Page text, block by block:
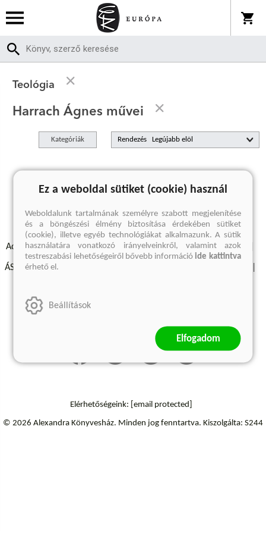
Teológia
Harrach Ágnes művei
Kategóriák Rendezés
A keresett kifejezésre nincs találat
Adatvédelmi szabályzatok Elállási felmondási nyilatkozat
ÁSZF - Vásárlási feltételek
Szállítási információk
Elérhetőségeink: [email protected]
© 2026 Alexandra Könyvesház. Minden jog fenntartva. Kiszolgálta: S244
Ez a weboldal sütiket (cookie) használ
Weboldalunk tartalmának személyre szabott megjelenítése
és a böngészési élmény biztosítása érdekében sütiket
(cookie), illetve egyéb technológiákat alkalmazunk. A sütik
használatára vonatkozó irányelveinkről, valamint azok
testreszabási lehetőségeiről bővebb információide kattintva
érhető el.
Beállítások
Elfogadom